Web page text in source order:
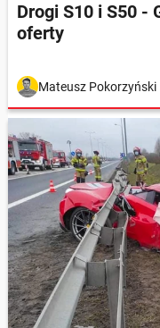
Drogi S10 i S50 -
oferty
Mateusz Pokorzyński